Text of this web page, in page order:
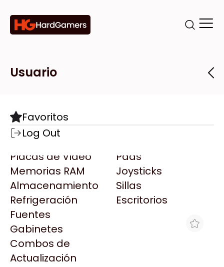
Categorías
Componentes
Motherboards
Microprocesadores
Placas de Video
Memorias RAM
Almacenamiento
Refrigeración
Fuentes
Gabinetes
Combos de
Actualización
Pads
Joysticks
Sillas
Escritorios
Marcas
Todas las Marcas
AMD
AULA
Acer
Adata
AeroCool
Antec
Arkham
Asrock
Tiendas
Destacadas
Usuario
Favoritos
Log Out
PLACA DE RED USB WIFI TP-LINK
ARCHER TX1U NANO WIFI6 AX300